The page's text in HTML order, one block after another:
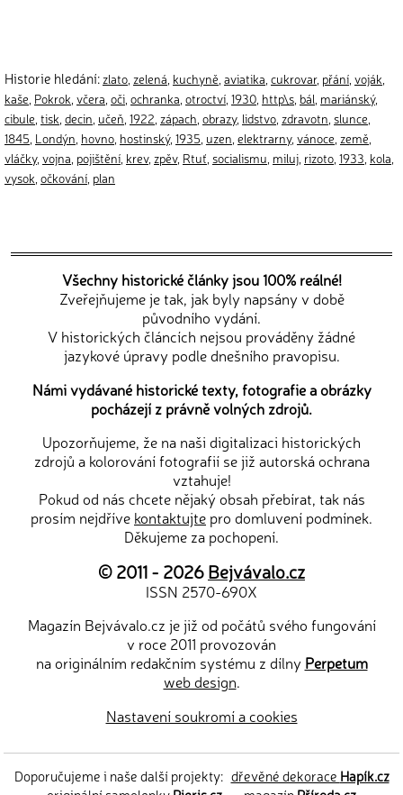
Historie hledání:zlato zelená kuchyně aviatika cukrovar, přání voják
kaše Pokrok včera oči ochranka otroctví 1930 http\s bál mariánský,
cibule tisk decin učeň 1922 zápach obrazy, lidstvo zdravotn slunce
1845 Londýn hovno hostinský, 1935 uzen elektrarny, vánoce země
vláčky, vojna pojištění krev, zpěv, Rtuť socialismu miluj rizoto 1933 kola
vysok očkování plan
Všechny historické články jsou 100% reálné!
Zveřejňujeme je tak, jak byly napsány v době
původního vydání.
V historických článcích nejsou prováděny žádné
jazykové úpravy podle dnešního pravopisu.
Námi vydávané historické texty, fotografie a obrázky
pocházejí z právně volných zdrojů.
Upozorňujeme, že na naši digitalizaci historických
zdrojů a kolorování fotografií se již autorská ochrana
vztahuje!
Pokud od nás chcete nějaký obsah přebírat, tak nás
prosím nejdříve kontaktujte pro domluvení podmínek.
Děkujeme za pochopení.
© 2011 - 2026Bejvávalo.cz
ISSN 2570-690X
Magazín Bejvávalo.cz je již od počátů svého fungování
v roce 2011 provozován
na originálním redakčním systému z dílny Perpetum
web design.
Nastavení soukromí a cookies
Doporučujeme i naše další projekty: dřevěné dekorace Hapík.cz